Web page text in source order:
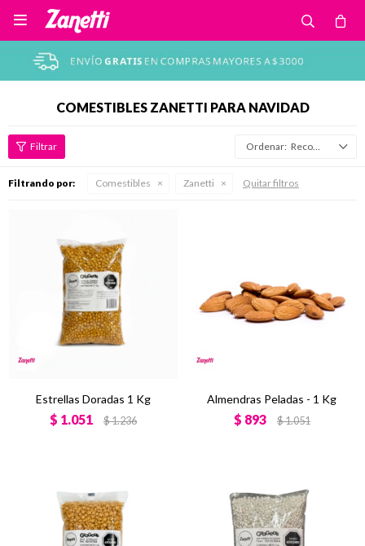

COMESTIBLES ZANETTI PARA NAVIDAD
Recomendados
Filtrando por: Comestibles Zanetti Quitar filtros
Estrellas Doradas 1 Kg
$ 1.051 $1.236
Almendras Peladas - 1 Kg
$ 893 $1.051